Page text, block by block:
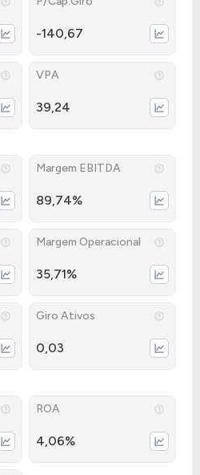
-140,67
VPA
39,24
Margem EBITDA
89,74%
Margem Operacional
35,71%
Giro Ativos
0,03
ROA
4,06%